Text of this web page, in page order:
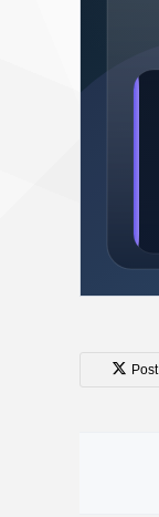
Post